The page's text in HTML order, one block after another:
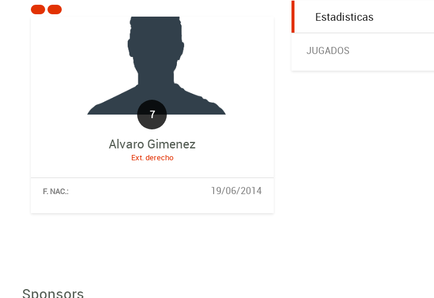
7
Alvaro Gimenez
Ext. derecho
F. NAC.: 19/06/2014
Estadisticas
JUGADOS
Sponsors